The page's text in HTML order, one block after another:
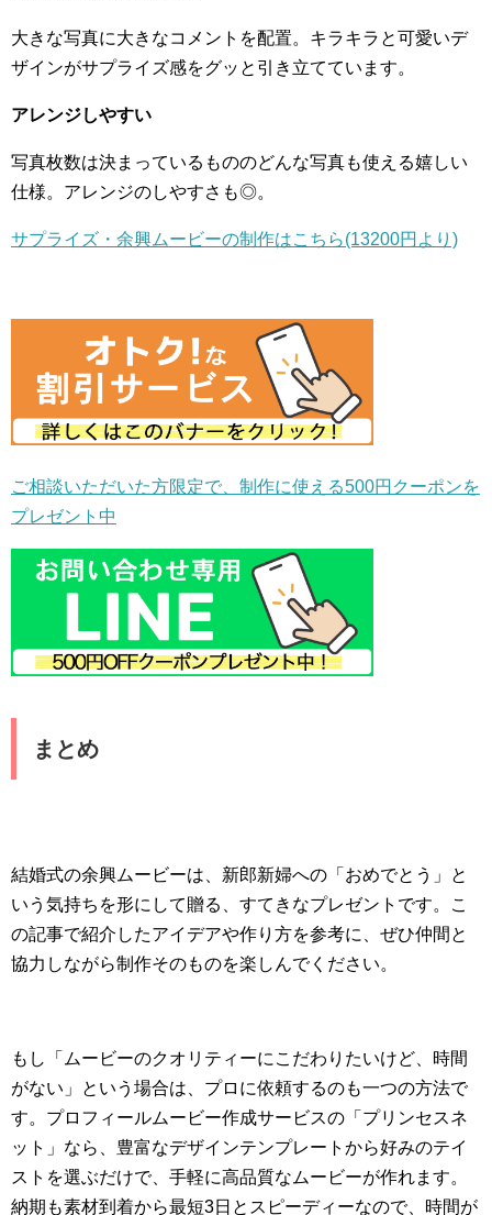
大きな写真に大きなコメントを配置。キラキラと可愛いデ
ザインがサプライズ感をグッと引き立てています。
アレンジしやすい
写真枚数は決まっているもののどんな写真も使える嬉しい
仕様。アレンジのしやすさも◎。
サプライズ・余興ムービーの制作はこちら(13200円より)
ご相談いただいた方限定で、制作に使える500円クーポンを
プレゼント中
まとめ
結婚式の余興ムービーは、新郎新婦への「おめでとう」と
いう気持ちを形にして贈る、すてきなプレゼントです。こ
の記事で紹介したアイデアや作り方を参考に、ぜひ仲間と
協力しながら制作そのものを楽しんでください。
もし「ムービーのクオリティーにこだわりたいけど、時間
がない」という場合は、プロに依頼するのも一つの方法で
す。プロフィールムービー作成サービスの「プリンセスネ
ット」なら、豊富なデザインテンプレートから好みのテイ
ストを選ぶだけで、手軽に高品質なムービーが作れます。
納期も素材到着から最短3日とスピーディーなので、時間が